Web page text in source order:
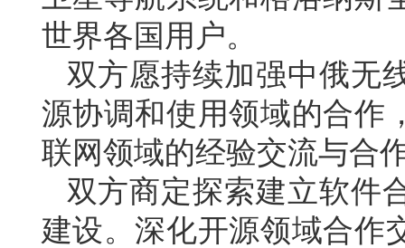
世界各国用户。
双方愿持续加强中俄无
源协调和使用领域的合作
联网领域的经验交流与合
双方商定探索建立软件
建设。深化开源领域合作